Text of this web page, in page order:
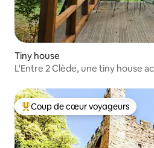
Tiny house
L'Entre 2 Clède, une tiny house
Coups de cœur voyageurs les
Coup de cœur voyageurs